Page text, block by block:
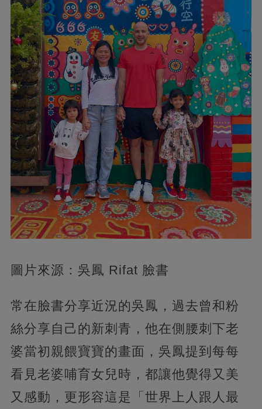
圖片來源：吳鳳 Rifat 臉書
常在臉書分享近況的吳鳳，過去曾和粉
絲分享自己的新刺青，他在側腰刺下老
婆當初親餵寶寶的畫面，吳鳳提到每每
看見老婆哺育女兒時，都讓他覺得又美
又感動，更形容這是「世界上人跟人最